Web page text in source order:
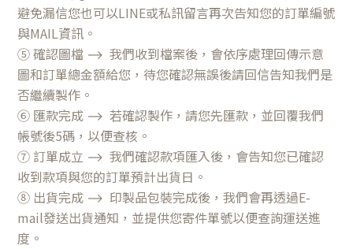
避免漏信您也可以LINE或私訊留言再次告知您的訂單編號
與MAIL資訊。
⑤ 確認圖檔 ⟶ 我們收到檔案後，會依序處理回傳示意
圖和訂單總金額給您，待您確認無誤後請回信告知我們是
否繼續製作。
⑥ 匯款完成 ⟶ 若確認製作，請您先匯款，並回覆我們
帳號後5碼，以便查核。
⑦ 訂單成立 ⟶ 我們確認款項匯入後，會告知您已確認
收到款項與您的訂單預計出貨日。
⑧ 出貨完成 ⟶ 印製品包裝完成後，我們會再透過E-
mail發送出貨通知，並提供您寄件單號以便查詢運送進
度。